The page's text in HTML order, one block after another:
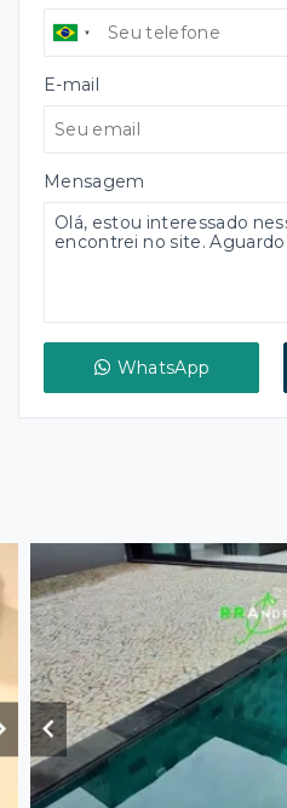
E-mail
Mensagem
WhatsApp